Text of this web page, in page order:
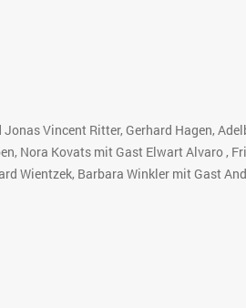
Vincent Ritter, Gerhard Hagen,
Nora Kovats mit Gast Elwart Alvaro ,
Wientzek, Barbara Winkler mit Gast